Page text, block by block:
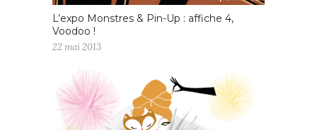
L’expo Monstres & Pin-Up : affiche 4,
Voodoo !
22 mai 2013